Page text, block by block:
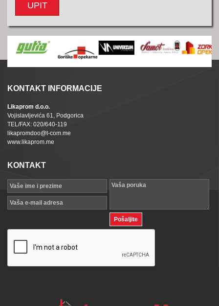
UPIT
KONTAKT INFORMACIJE
Likaprom d.o.o.
Vojislavljevića 61, Podgorica
TEL/FAX: 020/640-119
likapromdoo@t-com.me
www.likaprom.me
KONTAKT